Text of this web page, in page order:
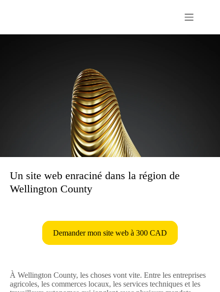
Un site web enraciné dans la région de
Wellington County
Demander mon site web à 300 CAD
À Wellington County, les choses vont vite. Entre les entreprises
agricoles, les commerces locaux, les services techniques et les